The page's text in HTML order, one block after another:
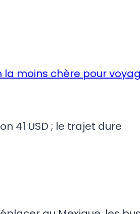
la moins chère pour
41 USD ; le trajet dure